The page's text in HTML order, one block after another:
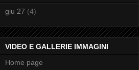
giu 27 (4)
VIDEO E GALLERIE IMMAGINI
Home page